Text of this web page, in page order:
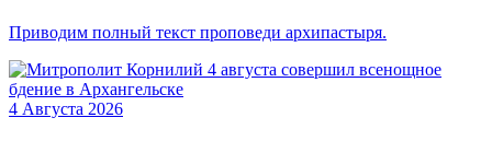
Приводим полный текст проповеди архипастыря.
4 Августа 2026